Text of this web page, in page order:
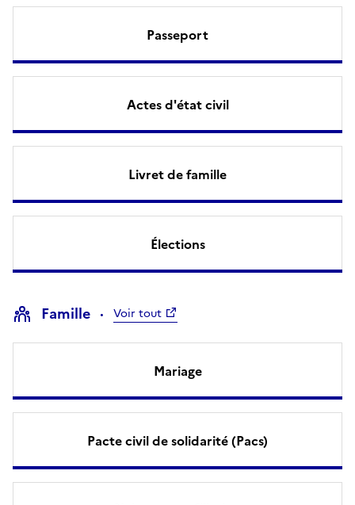
Passeport
Actes d'état civil
Livret de famille
Élections
Famille Voir tout
Mariage
Pacte civil de solidarité (Pacs)